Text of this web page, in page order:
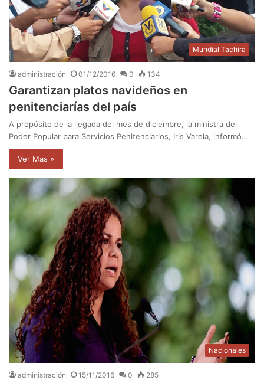
Mundial Tachira
administración 01/12/2016 0 134
Garantizan platos navideños en
penitenciarías del país
A propósito de la llegada del mes de diciembre, la ministra del
Poder Popular para Servicios Penitenciarios, Iris Varela, informó…
Ver Mas »
Nacionales
administración 15/11/2016 0 285